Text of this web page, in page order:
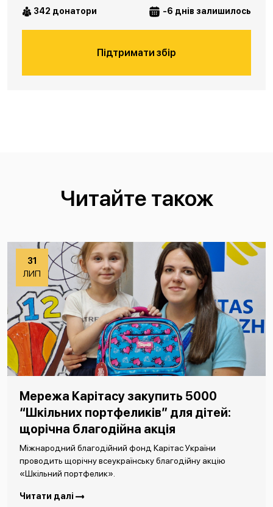
342 донатори -6 днів залишилось
Підтримати збір
Читайте також
31
ЛИП
Мережа Карітасу закупить 5000
“Шкільних портфеликів” для дітей:
щорічна благодійна акція
Міжнародний благодійний фонд Карітас України
проводить щорічну всеукраїнську благодійну акцію
«Шкільний портфелик».
Читати далі